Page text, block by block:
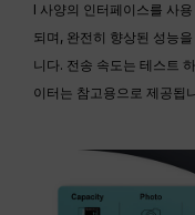
I 사양의 인터페이스를 사
되며, 완전히 향상된 성능
니다. 전송 속도는 테스트
이터는 참고용으로 제공됩